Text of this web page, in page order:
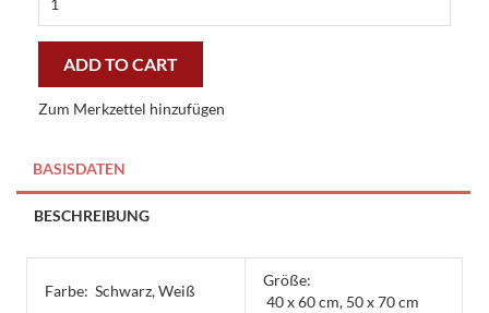
Deco
Hausregeln
günstig
quantity
ADD TO CART
Zum Merkzettel hinzufügen
BASISDATEN
BESCHREIBUNG
Farbe: Schwarz, Weiß
Größe:
40 x 60 cm, 50 x 70 cm